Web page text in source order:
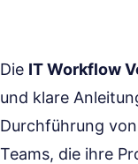
Die IT Workflow
und klare
Durchführung
Teams, die ihre